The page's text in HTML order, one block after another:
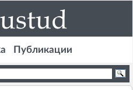
Публикации